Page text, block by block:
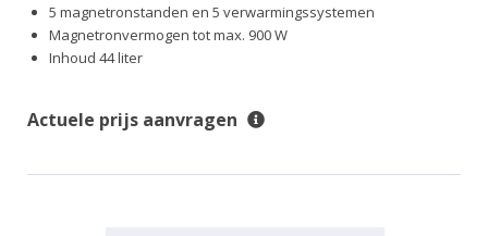
5 magnetronstanden en 5 verwarmingssystemen
Magnetronvermogen tot max. 900 W
Inhoud 44 liter
Actuele prijs aanvragen